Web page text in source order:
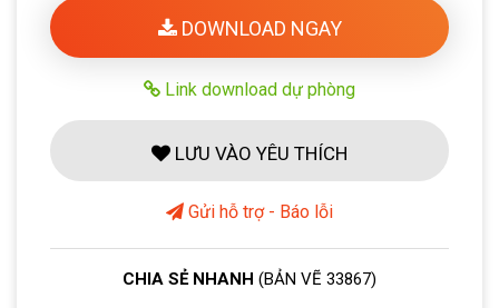
DOWNLOAD NGAY
Link download dự phòng
LƯU VÀO YÊU THÍCH
Gửi hỗ trợ - Báo lỗi
CHIA SẺ NHANH (BẢN VẼ 33867)